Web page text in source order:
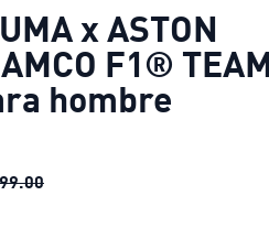
x ASTON
F1®
hombre
Camiseta PUMA x ASTON